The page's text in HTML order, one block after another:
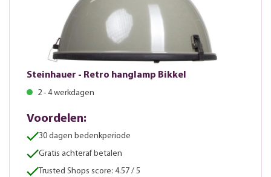
Steinhauer - Retro hanglamp Bikkel
2 - 4 werkdagen
Voordelen:
30 dagen bedenkperiode
Gratis achteraf betalen
Trusted Shops score: 4.57 / 5